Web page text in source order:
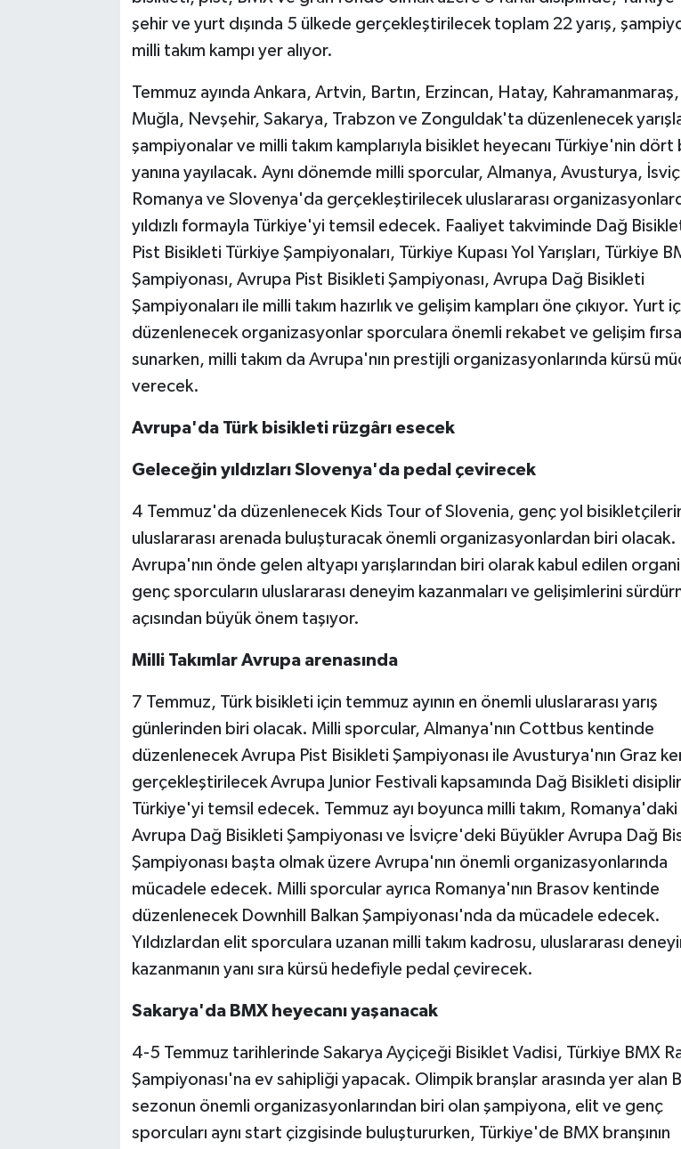
şehir ve yurt dışında 5 ülkede gerçekleştirilecek toplam 22 yarış,
milli takım kampı yer alıyor.
Temmuz ayında Ankara, Artvin, Bartın, Erzincan, Hatay,
Muğla, Nevşehir, Sakarya, Trabzon ve Zonguldak'ta düzenlenecek
şampiyonalar ve milli takım kamplarıyla bisiklet heyecanı Türkiye'nin dört
yanına yayılacak. Aynı dönemde milli sporcular, Almanya, Avusturya,
Romanya ve Slovenya'da gerçekleştirilecek uluslararası
yıldızlı formayla Türkiye'yi temsil edecek. Faaliyet takviminde Dağ
Pist Bisikleti Türkiye Şampiyonaları, Türkiye Kupası Yol Yarışları, Türkiye
Şampiyonası, Avrupa Pist Bisikleti Şampiyonası, Avrupa Dağ Bisikleti
Şampiyonaları ile milli takım hazırlık ve gelişim kampları öne çıkıyor. Yurt
düzenlenecek organizasyonlar sporculara önemli rekabet ve gelişim
sunarken, milli takım da Avrupa'nın prestijli organizasyonlarında kürsü
verecek.
Avrupa'da Türk bisikleti rüzgârı esecek
Geleceğin yıldızları Slovenya'da pedal çevirecek
4 Temmuz'da düzenlenecek Kids Tour of Slovenia, genç yol
uluslararası arenada buluşturacak önemli organizasyonlardan biri olacak.
Avrupa'nın önde gelen altyapı yarışlarından biri olarak kabul edilen
genç sporcuların uluslararası deneyim kazanmaları ve gelişimlerini
açısından büyük önem taşıyor.
Milli Takımlar Avrupa arenasında
7 Temmuz, Türk bisikleti için temmuz ayının en önemli uluslararası yarış
günlerinden biri olacak. Milli sporcular, Almanya'nın Cottbus kentinde
düzenlenecek Avrupa Pist Bisikleti Şampiyonası ile Avusturya'nın Graz
gerçekleştirilecek Avrupa Junior Festivali kapsamında Dağ Bisikleti
Türkiye'yi temsil edecek. Temmuz ayı boyunca milli takım, Romanya'daki
Avrupa Dağ Bisikleti Şampiyonası ve İsviçre'deki Büyükler Avrupa Dağ
Şampiyonası başta olmak üzere Avrupa'nın önemli organizasyonlarında
mücadele edecek. Milli sporcular ayrıca Romanya'nın Brasov kentinde
düzenlenecek Downhill Balkan Şampiyonası'nda da mücadele edecek.
Yıldızlardan elit sporculara uzanan milli takım kadrosu, uluslararası
kazanmanın yanı sıra kürsü hedefiyle pedal çevirecek.
Sakarya'da BMX heyecanı yaşanacak
4-5 Temmuz tarihlerinde Sakarya Ayçiçeği Bisiklet Vadisi, Türkiye BMX
Şampiyonası'na ev sahipliği yapacak. Olimpik branşlar arasında yer alan
sezonun önemli organizasyonlarından biri olan şampiyona, elit ve genç
sporcuları aynı start çizgisinde buluştururken, Türkiye'de BMX branşının